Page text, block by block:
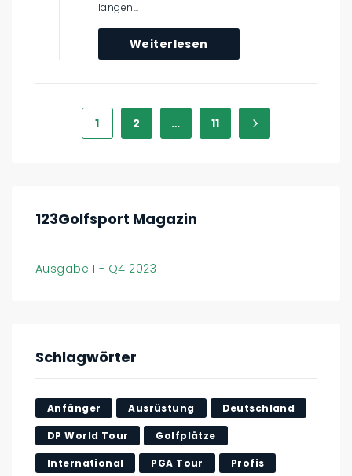
langen...
Weiterlesen
1 2 … 11
123Golfsport Magazin
Ausgabe 1 - Q4 2023
Schlagwörter
Anfänger Ausrüstung Deutschland
DP World Tour Golfplätze
International PGA Tour Profis